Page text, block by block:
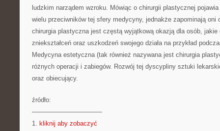
ludzkim narządem wzroku. Mówiąc o chirurgii plastycznej
wielu przeciwników tej sfery medycyny, jednakże zapominają oni
chirurgia plastyczna jest częstą wyjątkową okazją dla osób, jakie
zniekształceń oraz uszkodzeń swojego działa na przykład
Medycyna estetyczna (tak również nazywana jest chirurgia
różnych operacji i zabiegów. Rozwój tej dyscypliny sztuki
oraz obiecujący.
źródło:
———————————
1. kliknij aby zobaczyć